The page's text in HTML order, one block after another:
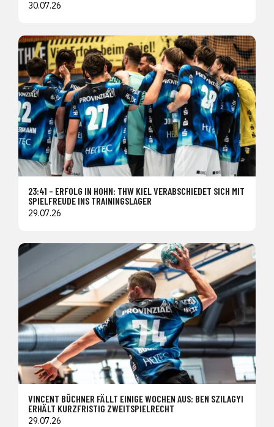
30.07.26
23:41 – ERFOLG IN HOHN: THW KIEL VERABSCHIEDET SICH MIT
SPIELFREUDE INS TRAININGSLAGER
29.07.26
VINCENT BÜCHNER FÄLLT EINIGE WOCHEN AUS: BEN SZILAGYI
ERHÄLT KURZFRISTIG ZWEITSPIELRECHT
29.07.26